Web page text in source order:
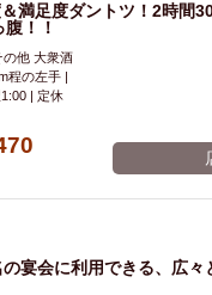
※有効期限
満足度ダントツ！2時間
！！
の他 大衆酒
程の左手 |
| 定休
宴会に利用できる、広々